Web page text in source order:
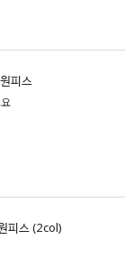
피스
피스 (2col)